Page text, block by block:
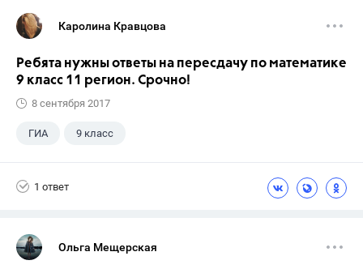
Каролина Кравцова
Ребята нужны ответы на пересдачу по математике
9 класс 11 регион. Срочно!
8 сентября 2017
ГИА 9 класс
1 ответ
Ольга Мещерская